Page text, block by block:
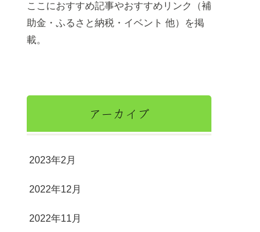
ここにおすすめ記事やおすすめリンク（補
助金・ふるさと納税・イベント 他）を掲
載。
アーカイブ
2023年2月
2022年12月
2022年11月